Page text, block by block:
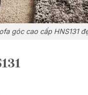
góc cao cấp HNS131